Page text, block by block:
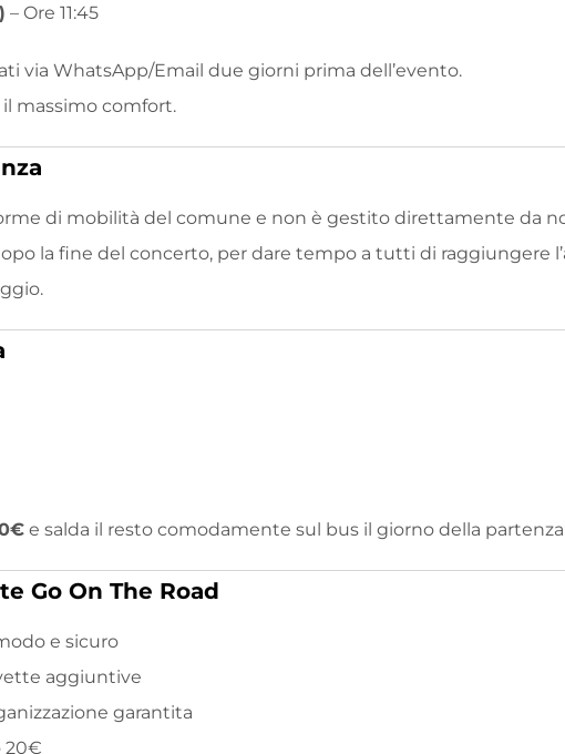
– Ore 11:45
via WhatsApp/Email due giorni prima dell’evento.
massimo comfort.
di mobilità del comune e non è gestito direttamente da
la fine del concerto, per dare tempo a tutti di raggiungere
e salda il resto comodamente sul bus il giorno della
Go On The Road
e sicuro
aggiuntive
garantita
20€